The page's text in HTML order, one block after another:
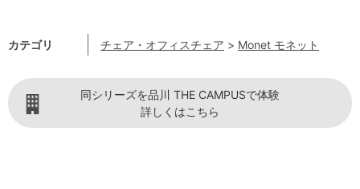
カテゴリ チェア・オフィスチェア > Monet モネット
同シリーズを品川 THE CAMPUSで体験
詳しくはこちら